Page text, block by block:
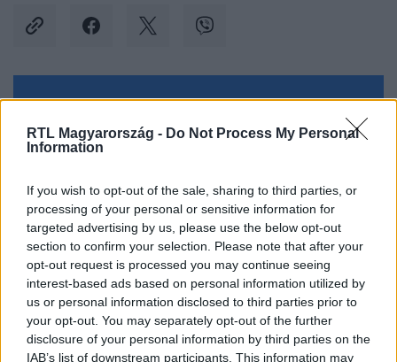
RTL Magyarország - Do Not Process My Personal
Information
If you wish to opt-out of the sale, sharing to third parties, or
processing of your personal or sensitive information for
targeted advertising by us, please use the below opt-out
section to confirm your selection. Please note that after your
opt-out request is processed you may continue seeing
interest-based ads based on personal information utilized by
us or personal information disclosed to third parties prior to
your opt-out. You may separately opt-out of the further
disclosure of your personal information by third parties on the
IAB’s list of downstream participants. This information may
Facebookon is!
# EGÉSZSÉGÜGY # BELÜGYMINISZTÉRIUM
#PINTÉR SÁNDOR # FŐISPÁN #ORVOSI RENDELŐ
#ELLENŐRZÉS